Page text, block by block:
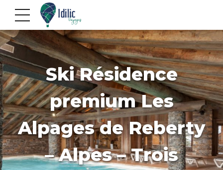
Ski Résidence
premium Les
Alpages de Reberty
– Alpes – Trois